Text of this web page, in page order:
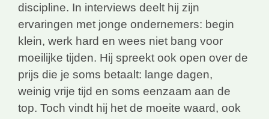
discipline. In interviews deelt hij zijn
ervaringen met jonge ondernemers: begin
klein, werk hard en wees niet bang voor
moeilijke tijden. Hij spreekt ook open over de
prijs die je soms betaalt: lange dagen,
weinig vrije tijd en soms eenzaam aan de
top. Toch vindt hij het de moeite waard, ook